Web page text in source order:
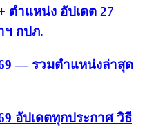
ตำแหน่ง อัปเดต 27
ฯ กปภ.
— รวมตำแหน่งล่าสุด
อัปเดตทุกประกาศ วิธี